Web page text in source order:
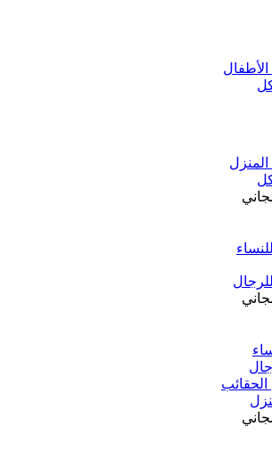
الحقائب